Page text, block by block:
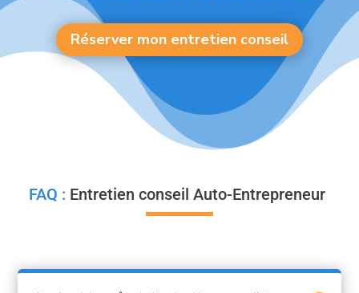
Réserver mon entretien conseil
FAQ : Entretien conseil Auto-Entrepreneur